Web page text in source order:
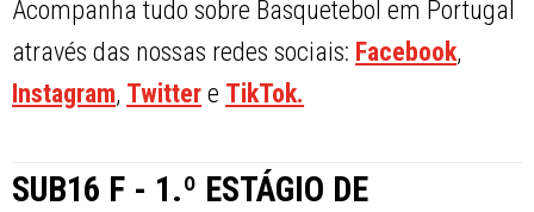
Acompanha tudo sobre Basquetebol em Portugal
através das nossas redes sociais: Facebook,
Instagram, Twitter e TikTok.
SUB16 F - 1.º ESTÁGIO DE